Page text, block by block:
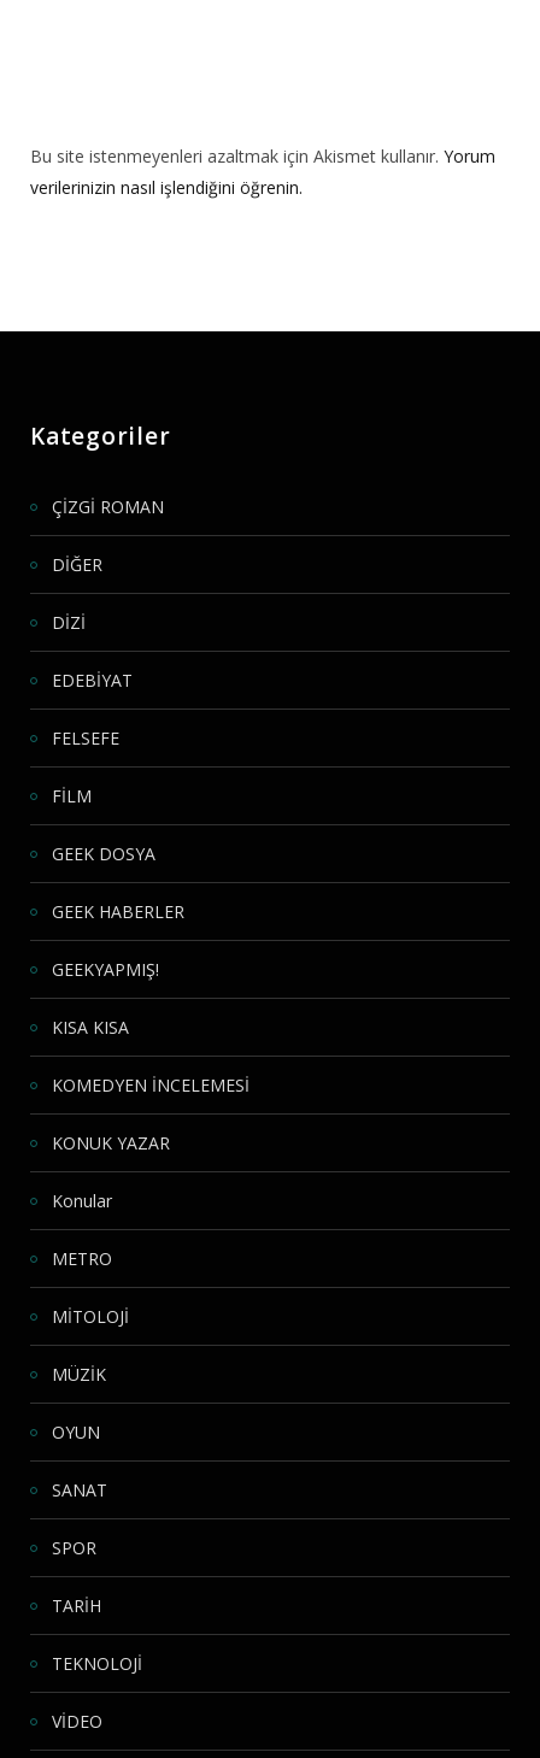
Bu site istenmeyenleri azaltmak için Akismet kullanır. Yorum
verilerinizin nasıl işlendiğini öğrenin.
Kategoriler
ÇİZGİ ROMAN
DİĞER
DİZİ
EDEBİYAT
FELSEFE
FİLM
GEEK DOSYA
GEEK HABERLER
GEEKYAPMIŞ!
KISA KISA
KOMEDYEN İNCELEMESİ
KONUK YAZAR
Konular
METRO
MİTOLOJİ
MÜZİK
OYUN
SANAT
SPOR
TARİH
TEKNOLOJİ
VİDEO